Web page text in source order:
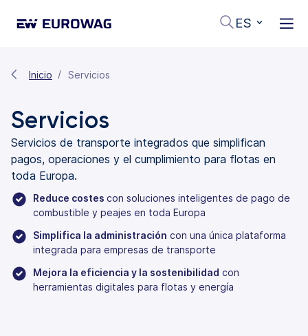
ES
Inicio Servicios
Servicios
Servicios de transporte integrados que simplifican
pagos, operaciones y el cumplimiento para flotas en
toda Europa.
Reduce costes con soluciones inteligentes de pago de
combustible y peajes en toda Europa
Simplifica la administración con una única plataforma
integrada para empresas de transporte
Mejora la eficiencia y la sostenibilidad con
herramientas digitales para flotas y energía